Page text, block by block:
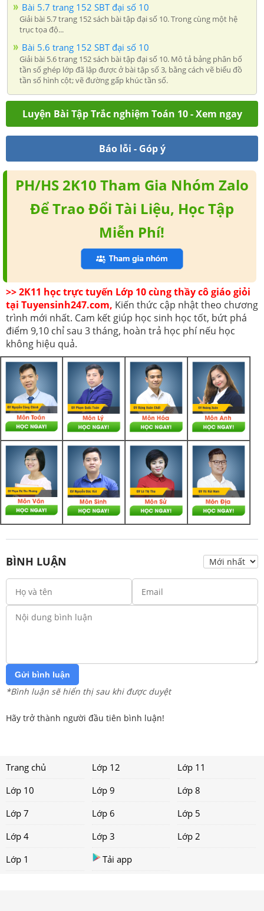
Bài 5.7 trang 152 SBT đại số 10
Giải bài 5.7 trang 152 sách bài tập đại số 10. Trong cùng một hệ
trục tọa độ...
Bài 5.6 trang 152 SBT đại số 10
Giải bài 5.6 trang 152 sách bài tập đại số 10. Mô tả bảng phân bố
tần số ghép lớp đã lập được ở bài tập số 3, bằng cách vẽ biểu đồ
tần số hình cột; vẽ đường gấp khúc tần số.
Luyện Bài Tập Trắc nghiệm Toán 10 - Xem ngay
Báo lỗi - Góp ý
PH/HS 2K10 Tham Gia Nhóm Zalo
Để Trao Đổi Tài Liệu, Học Tập
Miễn Phí!
>> 2K11 học trực tuyến Lớp 10 cùng thầy cô giáo giỏi
tại Tuyensinh247.com, Kiến thức cập nhật theo chương
trình mới nhất. Cam kết giúp học sinh học tốt, bứt phá
điểm 9,10 chỉ sau 3 tháng, hoàn trả học phí nếu học
không hiệu quả.
BÌNH LUẬN
Gửi bình luận
*Bình luận sẽ hiển thị sau khi được duyệt
Hãy trở thành người đầu tiên bình luận!
Trang chủ Lớp 12
Lớp 11
Lớp 10
Lớp 9
Lớp 8
Lớp 7
Lớp 6
Lớp 5
Lớp 4
Lớp 3
Lớp 2
Lớp 1
Tải app